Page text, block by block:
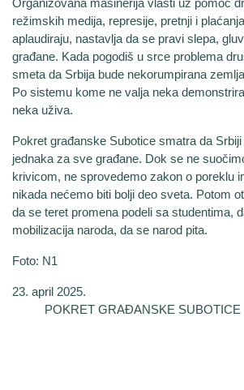
Organizovana mašinerija vlasti uz pomoć
režimskih medija, represije, pretnji i
aplaudiraju, nastavlja da se pravi slepa,
građane. Kada pogodiš u srce problema
smeta da Srbija bude nekorumpirana
Po sistemu kome ne valja neka
neka uživa.
Pokret građanske Subotice smatra da
jednaka za sve građane. Dok se ne
krivicom, ne sprovedemo zakon o poreklu
nikada nećemo biti bolji deo sveta. Potom
da se teret promena podeli sa studentima,
mobilizacija naroda, da se narod pita.
Foto: N1
23. april
POKRET GRAĐANSKE SUBOTICE